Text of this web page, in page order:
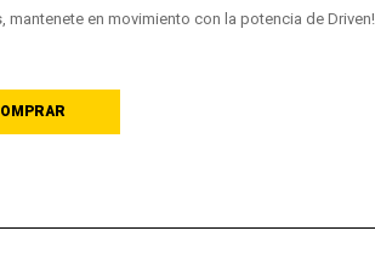
mantenete en movimiento con la potencia de Driven!